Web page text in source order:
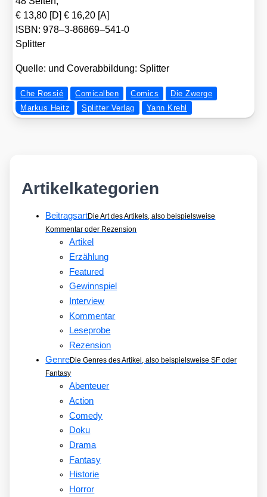
€ 13,80 [D] € 16,20 [A]
ISBN: 978–3‑86869–541‑0
Split­ter
Quel­le: und Cover­ab­bil­dung: Split­ter
Che Rossié Comicalben Comics
Die Zwerge
Markus Heitz
Splitter Verlag Yann Krehl
Artikelkategorien
BeitragsartDie Art des Artikels, also beispielsweise
Kommentar oder Rezension
Artikel
Erzählung
Featured
Gewinnspiel
Interview
Kommentar
Leseprobe
Rezension
GenreDie Genres des Artikel, also beispielsweise SF oder
Fantasy
Abenteuer
Action
Comedy
Doku
Drama
Fantasy
Historie
Horror